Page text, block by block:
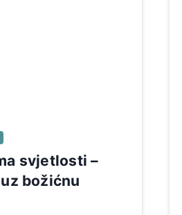
svjetlosti –
božićnu